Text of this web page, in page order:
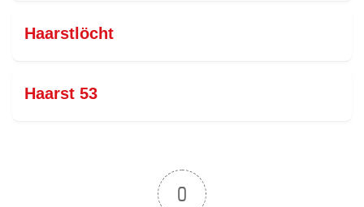
Haarstlöcht
Haarst 53
0